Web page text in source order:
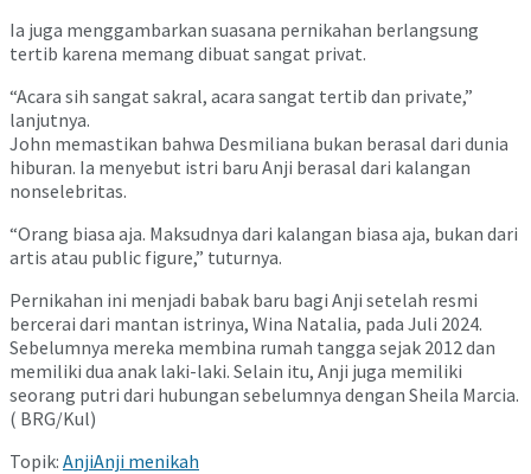
Ia juga menggambarkan suasana pernikahan berlangsung
tertib karena memang dibuat sangat privat.
“Acara sih sangat sakral, acara sangat tertib dan private,”
lanjutnya.
John memastikan bahwa Desmiliana bukan berasal dari dunia
hiburan. Ia menyebut istri baru Anji berasal dari kalangan
nonselebritas.
“Orang biasa aja. Maksudnya dari kalangan biasa aja, bukan dari
artis atau public figure,” tuturnya.
Pernikahan ini menjadi babak baru bagi Anji setelah resmi
bercerai dari mantan istrinya, Wina Natalia, pada Juli 2024.
Sebelumnya mereka membina rumah tangga sejak 2012 dan
memiliki dua anak laki-laki. Selain itu, Anji juga memiliki
seorang putri dari hubungan sebelumnya dengan Sheila Marcia.
( BRG/Kul)
Topik: AnjiAnji menikah